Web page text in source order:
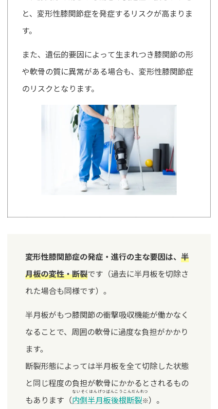
と、変形性膝関節症を発症するリスクが高まりま
す。
また、遺伝的要因によって生まれつき膝関節の形
や軟骨の質に異常がある場合も、変形性膝関節症
のリスクとなります。
変形性膝関節症の発症・進行の主な要因は、 半
月板の変性・断裂です（過去に半月板を切除さ
れた場合も同様です）。
半月板がもつ膝関節の衝撃吸収機能が働かなく
なることで、周囲の軟骨に過度な負担がかかり
ます。
断裂形態によっては半月板を全て切除した状態
と同じ程度の負担が軟骨にかかるとされるもの
もあります（内側半月板後根断裂※
ないそくはんげつばんこうこんだんれつ
）。